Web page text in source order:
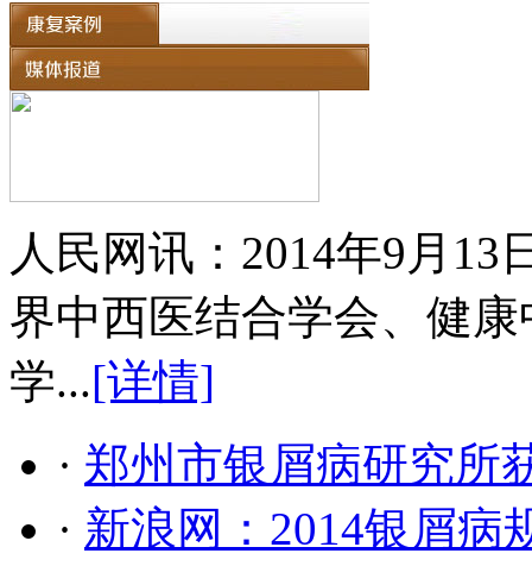
人民网讯：2014年9月
界中西医结合学会、健
学...[详情]
· 郑州市银屑病研究所
· 新浪网：2014银屑病